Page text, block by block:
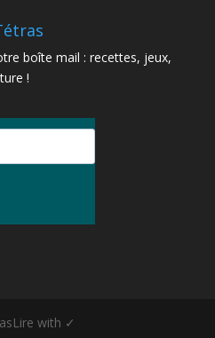
boîte mail : recettes, jeux,
!
with ✓